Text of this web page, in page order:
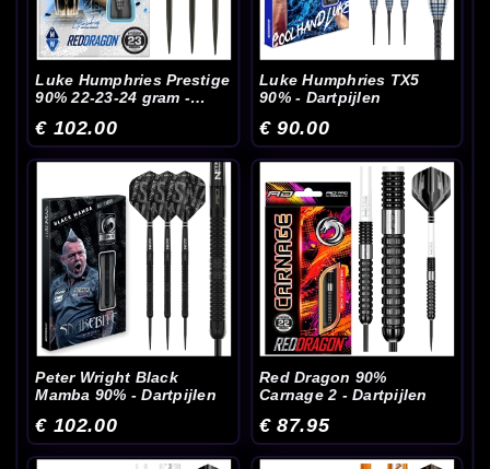
Luke Humphries Prestige
90% 22-23-24 gram -
€ 102.00
Luke Humphries TX5
90% - Dartpijlen
€ 90.00
Peter Wright Black
Mamba 90% - Dartpijlen
€ 102.00
Red Dragon 90%
Carnage 2 - Dartpijlen
€ 87.95